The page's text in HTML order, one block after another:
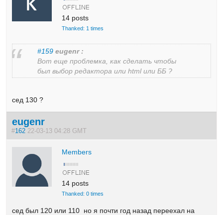
14 posts
Thanked: 1 times
#159 eugenr :
Вот еще проблемка, как сделать чтобы
был выбор редактора или html или ББ ?
сед 130 ?
eugenr
#162 22-03-13 04:28 GMT
Members
14 posts
Thanked: 0 times
сед был 120 или 110 но я почти год назад переехал на